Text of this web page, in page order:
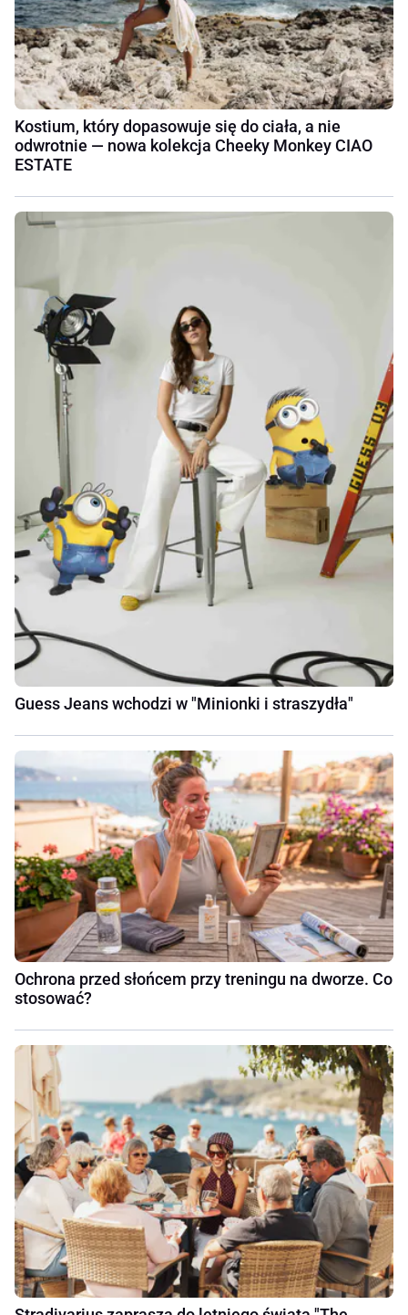
Kostium, który dopasowuje się do ciała, a nie
odwrotnie — nowa kolekcja Cheeky Monkey CIAO
ESTATE
Guess Jeans wchodzi w "Minionki i straszydła"
Ochrona przed słońcem przy treningu na dworze. Co
stosować?